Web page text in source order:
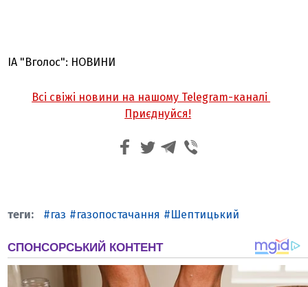
ІА "Вголос": НОВИНИ
Всі свіжі новини на нашому Telegram-каналі
Приєднуйся!
газ газопостачання Шептицький